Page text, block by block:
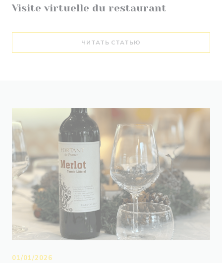
Visite virtuelle du restaurant
ЧИТАТЬ СТАТЬЮ
01/01/2026